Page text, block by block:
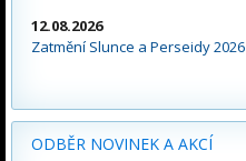
12.08.2026
Zatmění Slunce a Perseidy 2026
ODBĚR NOVINEK A AKCÍ